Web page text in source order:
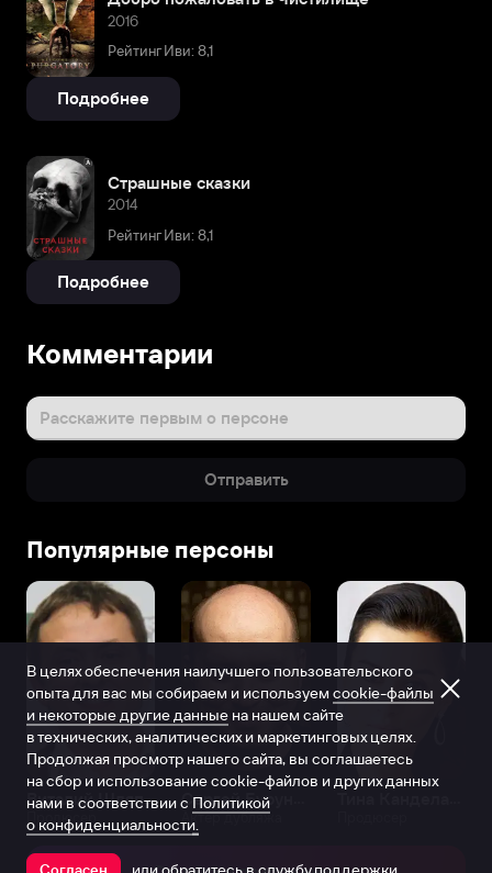
2016
Рейтинг Иви: 8,1
Подробнее
Страшные сказки
2014
Рейтинг Иви: 8,1
Подробнее
Комментарии
Расскажите первым о персоне
Отправить
Популярные персоны
Виталий Шляппо
Продюсер Актёр дубляжа
В целях обеспечения наилучшего пользовательского
опыта для вас мы собираем и используем cookie-файлы
и некоторые другие данные на нашем сайте
в технических, аналитических и маркетинговых целях.
Продолжая просмотр нашего сайта, вы соглашаетесь
на сбор и использование cookie-файлов и других данных
нами в соответствии с Политикой
о конфиденциальности.